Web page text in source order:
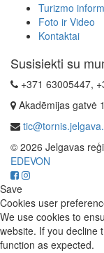
Turizmo
Foto ir Video
Kontaktai
Susisiekti su
+371 63005447,
Akadēmijas gatvė
© 2026 Jelgavas
EDEVON
Save
Cookies user
We use cookies to
website. If you decline
function as expected.